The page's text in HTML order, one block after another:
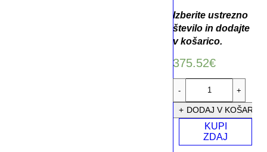
Izberite ustrezno
število in dodajte
v košarico.
375.52€
DODAJ V
KUPI
ZDAJ